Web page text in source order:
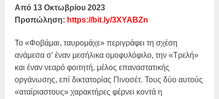
Από 13 Οκτωβρίου 2023
Προπώληση: https://bit.ly/3XYABZn
Το «Φοβάμαι, ταυρομάχε» περιγράφει τη σχέση
ανάμεσα σ’ έναν μεσήλικα ομοφυλόφιλο, την «Τρελή»
και έναν νεαρό φοιτητή, μέλος επαναστατικής
οργάνωσης, επί δικτατορίας Πινοσέτ. Τους δύο αυτούς
«αταίριαστους» χαρακτήρες φέρνει κοντά η